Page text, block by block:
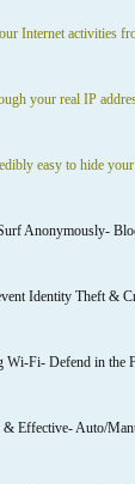
habits and your
criminals through
makes it incredibly
IP Address- Surf
*******- Prevent
Including Wi-Fi
Emails- Easy &